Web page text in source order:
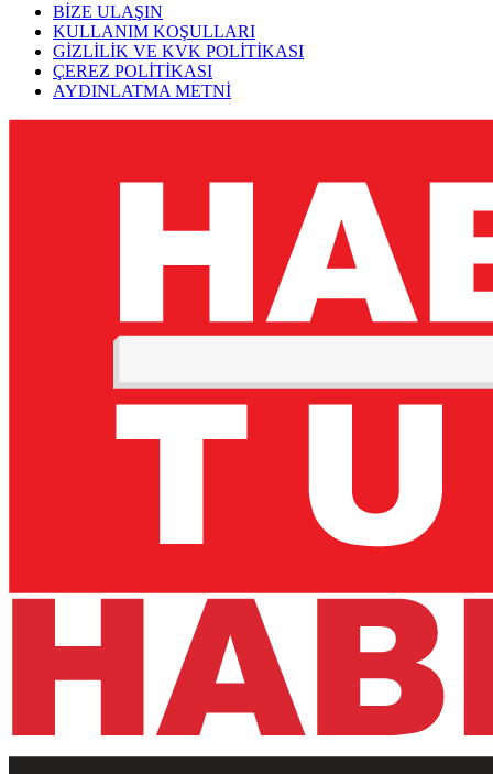
BİZE ULAŞIN
KULLANIM KOŞULLARI
GİZLİLİK VE KVK POLİTİKASI
ÇEREZ POLİTİKASI
AYDINLATMA METNİ